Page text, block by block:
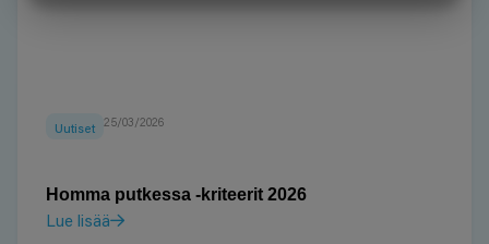
Uutiset 25/03/2026
Homma putkessa -kriteerit 2026
Lue lisää